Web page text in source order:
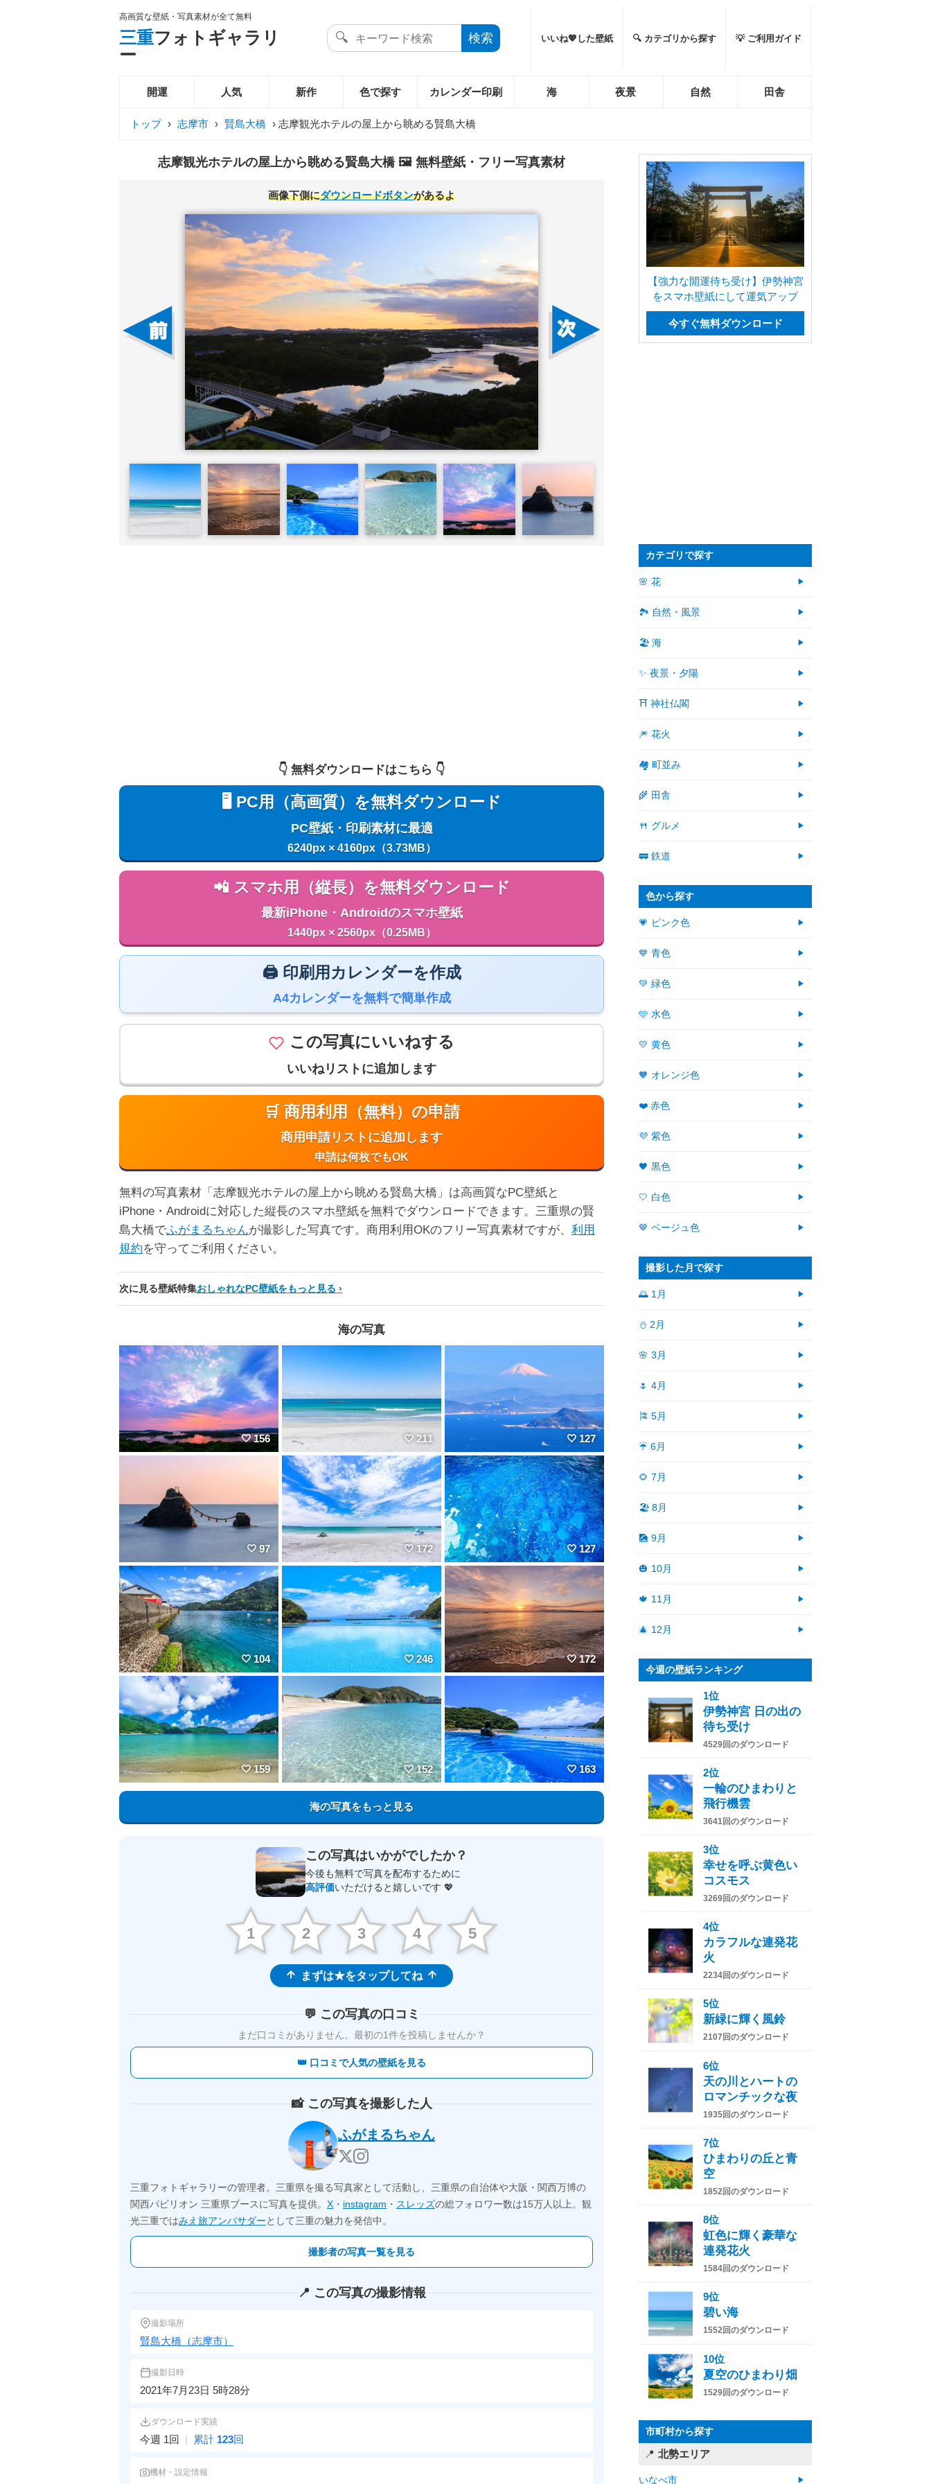
高画質な壁紙・写真素材が全て無料
三重フォトギャラリ
ー
いいね💖した壁紙 🔍 カテゴリから探す 💡 ご利用ガイド
開運 人気 新作 色で探す カレンダー印刷 海 夜景 自然 田舎
トップ › 志摩市 › 賢島大橋 › 志摩観光ホテルの屋上から眺める賢島大橋
志摩観光ホテルの屋上から眺める賢島大橋 🖼️ 無料壁紙・フリー写真素材
画像下側にダウンロードボタンがあるよ
👇️ 無料ダウンロードはこちら 👇️
🖥️ PC用（高画質）を無料ダウンロード
PC壁紙・印刷素材に最適
6240px × 4160px（3.73MB）
📲 スマホ用（縦長）を無料ダウンロード
最新iPhone・Androidのスマホ壁紙
1440px × 2560px（0.25MB）
🖨️ 印刷用カレンダーを作成
A4カレンダーを無料で簡単作成
この写真にいいねする
いいねリストに追加します
🛒 商用利用（無料）の申請
商用申請リストに追加します
申請は何枚でもOK
無料の写真素材「志摩観光ホテルの屋上から眺める賢島大橋」は高画質なPC壁紙と
iPhone・Androidに対応した縦長のスマホ壁紙を無料でダウンロードできます。三重県の賢
島大橋でふがまるちゃんが撮影した写真です。商用利用OKのフリー写真素材ですが、 利用
規約を守ってご利用ください。
次に見る壁紙特集おしゃれなPC壁紙をもっと見る
海の写真
156 211 127
97 172 127
104 246 172
159 152 163
海の写真をもっと見る
この写真はいかがでしたか？
今後も無料で写真を配布するために
高評価いただけると嬉しいです 💖
1 2 3 4 5
まずは★をタップしてね
💬 この写真の口コミ
まだ口コミがありません。 最初の1件を投稿しませんか？
👑 口コミで人気の壁紙を見る
📸 この写真を撮影した人
ふがまるちゃん
三重フォトギャラリーの管理者。三重県を撮る写真家として活動し、三重県の自治体や大阪・関西万博の
関西パビリオン 三重県ブースに写真を提供。 X ・ instagram ・ スレッズの総フォロワー数は15万人以上。観
光三重ではみえ旅アンバサダーとして三重の魅力を発信中。
撮影者の写真一覧を見る
📍 この写真の撮影情報
撮影場所
賢島大橋（志摩市）
撮影日時
2021年7月23日 5時28分
ダウンロード実績
今週 1回 | 累計 123回
機材・設定情報
【強力な開運待ち受け】伊勢神宮
をスマホ壁紙にして運気アップ
今すぐ無料ダウンロード
カテゴリで探す
🌸 花
🏞️ 自然・風景
🏖 海
✨ 夜景・夕陽
⛩ 神社仏閣
🎆 花火
🏘 町並み
🌾 田舎
🍴 グルメ
🚃 鉄道
色から探す
💗 ピンク色
💙 青色
💚 緑色
🩵 水色
💛 黄色
🧡 オレンジ色
❤️ 赤色
💜 紫色
🖤 黒色
🤍 白色
🤎 ベージュ色
撮影した月で探す
🌅 1月
⛄ 2月
🌸 3月
🌷 4月
🎏 5月
☔ 6月
🌻 7月
🏖 8月
🎑 9月
🎃 10月
🍁 11月
🎄 12月
今週の壁紙ランキング
1位
伊勢神宮 日の出の
待ち受け
4529回のダウンロード
2位
一輪のひまわりと
飛行機雲
3641回のダウンロード
3位
幸せを呼ぶ黄色い
コスモス
3269回のダウンロード
4位
カラフルな連発花
火
2234回のダウンロード
5位
新緑に輝く風鈴
2107回のダウンロード
6位
天の川とハートの
ロマンチックな夜
1935回のダウンロード
7位
ひまわりの丘と青
空
1852回のダウンロード
8位
虹色に輝く豪華な
連発花火
1584回のダウンロード
9位
碧い海
1552回のダウンロード
10位
夏空のひまわり畑
1529回のダウンロード
市町村から探す
北勢エリア
いなべ市